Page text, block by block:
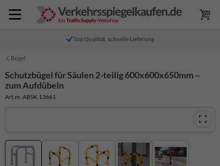
Top Qualität, schnelle Lieferung
Bügel
Schutzbügel für Säulen 2-teilig 600x600x650mm –
zum Aufdübeln
Art.nr. ABSK.13661